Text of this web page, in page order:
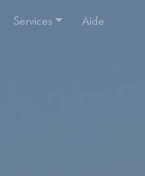
Services Aide